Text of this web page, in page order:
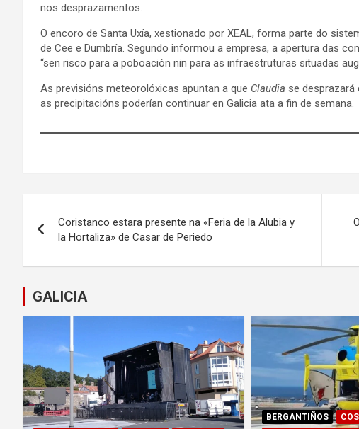
nos desprazamentos.
O encoro de Santa Uxía, xestionado por XEAL, forma parte do
de Cee e Dumbría. Segundo informou a empresa, a apertura das
“sen risco para a poboación nin para as infraestruturas situadas
As previsións meteorolóxicas apuntan a que Claudia se desprazará
as precipitacións poderían continuar en Galicia ata a fin de semana.
de
entradas
Coristanco estara presente na «Feria de la Alubia y
la Hortaliza» de Casar de Periedo
GALICIA
BERGANTIÑOS